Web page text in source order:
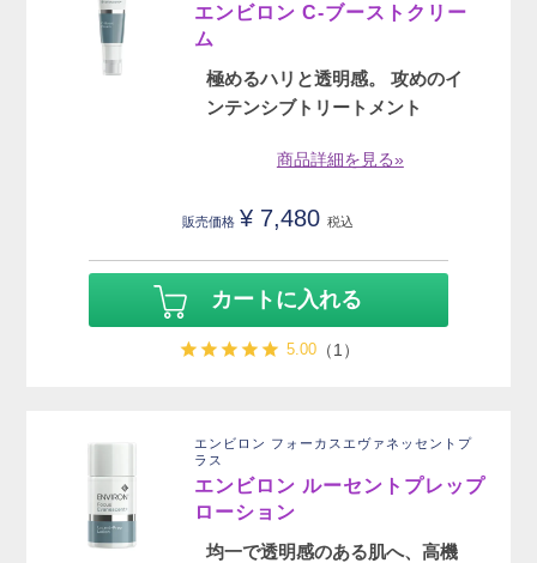
エンビロン C‐ブーストクリー
ム
極めるハリと透明感。 攻めのイ
ンテンシブトリートメント
商品詳細を見る»
販売価格 ¥ 7,480 税込
カートに入れる
5.00（1）
エンビロン フォーカスエヴァネッセントプ
ラス
エンビロン ルーセントプレップ
ローション
均一で透明感のある肌へ、高機